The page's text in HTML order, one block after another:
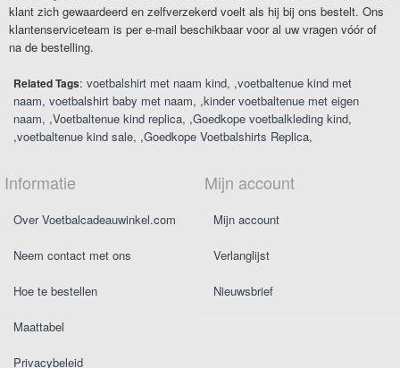
klant zich gewaardeerd en zelfverzekerd voelt als hij bij ons bestelt. Ons
klantenserviceteam is per e-mail beschikbaar voor al uw vragen vóór of
na de bestelling.
Related Tags: voetbalshirt met naam kind ,voetbaltenue kind met
naam voetbalshirt baby met naam ,kinder voetbaltenue met eigen
naam ,Voetbaltenue kind replica ,Goedkope voetbalkleding kind
,voetbaltenue kind sale ,Goedkope Voetbalshirts Replica
Informatie
Over Voetbalcadeauwinkel.com
Neem contact met ons
Hoe te bestellen
Maattabel
Privacybeleid
Mijn account
Mijn account
Verlanglijst
Nieuwsbrief